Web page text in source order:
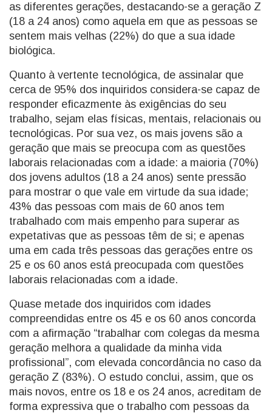
as diferentes gerações, destacando-se a geração Z
(18 a 24 anos) como aquela em que as pessoas se
sentem mais velhas (22%) do que a sua idade
biológica.
Quanto à vertente tecnológica, de assinalar que
cerca de 95% dos inquiridos considera-se capaz de
responder eficazmente às exigências do seu
trabalho, sejam elas físicas, mentais, relacionais ou
tecnológicas. Por sua vez, os mais jovens são a
geração que mais se preocupa com as questões
laborais relacionadas com a idade: a maioria (70%)
dos jovens adultos (18 a 24 anos) sente pressão
para mostrar o que vale em virtude da sua idade;
43% das pessoas com mais de 60 anos tem
trabalhado com mais empenho para superar as
expetativas que as pessoas têm de si; e apenas
uma em cada três pessoas das gerações entre os
25 e os 60 anos está preocupada com questões
laborais relacionadas com a idade.
Quase metade dos inquiridos com idades
compreendidas entre os 45 e os 60 anos concorda
com a afirmação “trabalhar com colegas da mesma
geração melhora a qualidade da minha vida
profissional”, com elevada concordância no caso da
geração Z (83%). O estudo conclui, assim, que os
mais novos, entre os 18 e os 24 anos, acreditam de
forma expressiva que o trabalho com pessoas da